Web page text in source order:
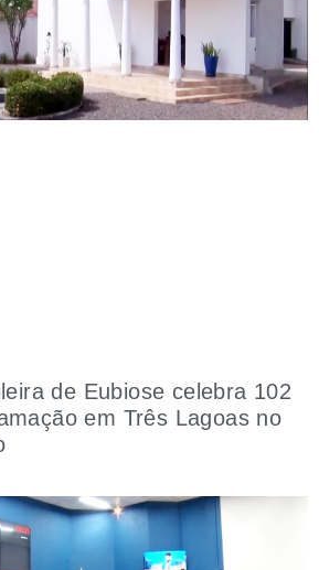
de Eubiose celebra 102
em Três Lagoas no